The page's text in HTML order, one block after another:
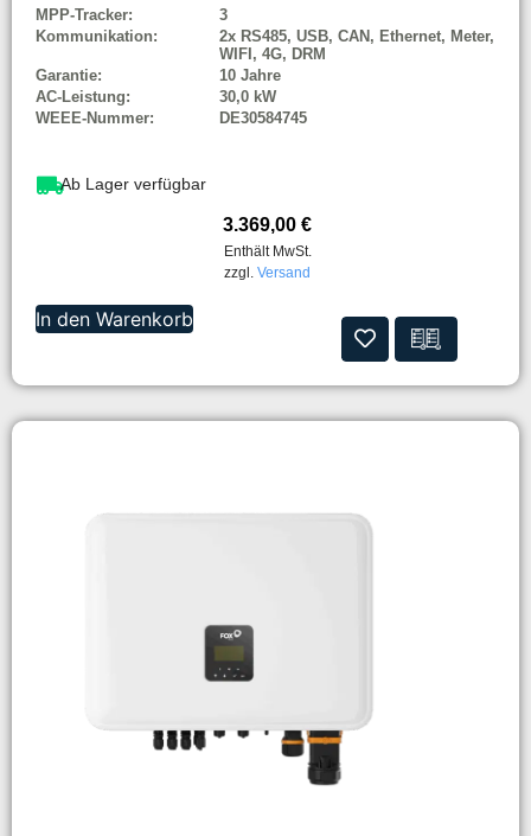
MPP-Tracker:
3
Kommunikation:
2x RS485, USB, CAN, Ethernet, Meter,
WIFI, 4G, DRM
Garantie:
10 Jahre
AC-Leistung:
30,0 kW
WEEE-Nummer:
DE30584745
Ab Lager verfügbar
3.369,00 €
Enthält MwSt.
zzgl. Versand
In den Warenkorb